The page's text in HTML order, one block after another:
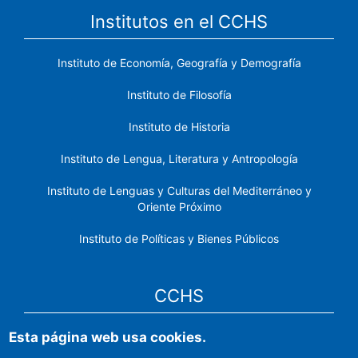
Institutos en el CCHS
Instituto de Economía, Geografía y Demografía
Instituto de Filosofía
Instituto de Historia
Instituto de Lengua, Literatura y Antropología
Instituto de Lenguas y Culturas del Mediterráneo y
Oriente Próximo
Instituto de Políticas y Bienes Públicos
CCHS
Sede electrónica CSIC
Esta página web usa cookies.